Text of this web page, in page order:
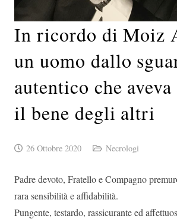
In ricordo di Moiz
un uomo dallo
autentico che
il bene degli altri
26 Ottobre 2020 Necrologi
Padre devoto, Fratello e Compagno
rara sensibilità e affidabilità.
Pungente, testardo, rassicurante ed